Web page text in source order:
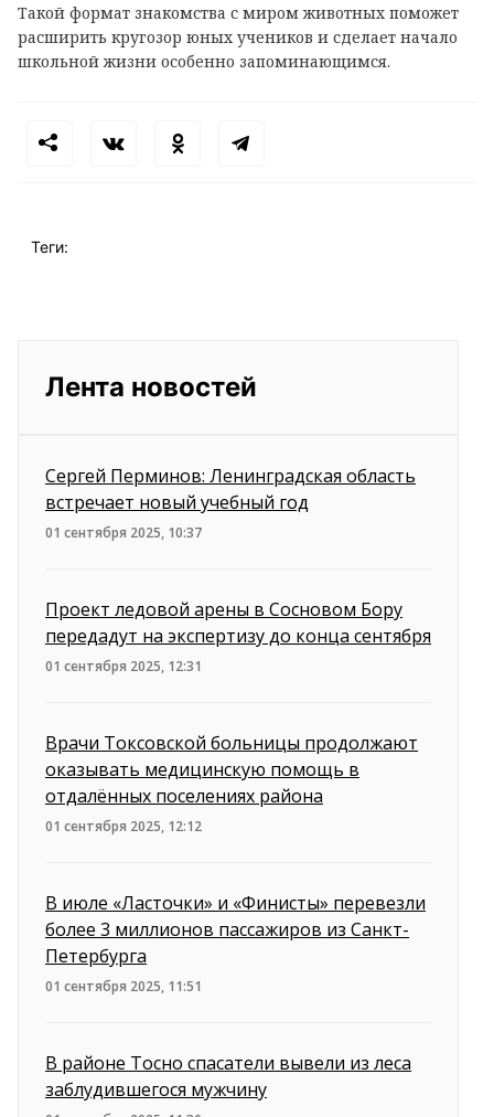
Такой формат знакомства с миром животных поможет
расширить кругозор юных учеников и сделает начало
школьной жизни особенно запоминающимся.
Теги:
Лента новостей
Сергей Перминов: Ленинградская область
встречает новый учебный год
01 сентября 2025, 10:37
Проект ледовой арены в Сосновом Бору
передадут на экспертизу до конца сентября
01 сентября 2025, 12:31
Врачи Токсовской больницы продолжают
оказывать медицинскую помощь в
отдалённых поселениях района
01 сентября 2025, 12:12
В июле «Ласточки» и «Финисты» перевезли
более 3 миллионов пассажиров из Санкт-
Петербурга
01 сентября 2025, 11:51
В районе Тосно спасатели вывели из леса
заблудившегося мужчину